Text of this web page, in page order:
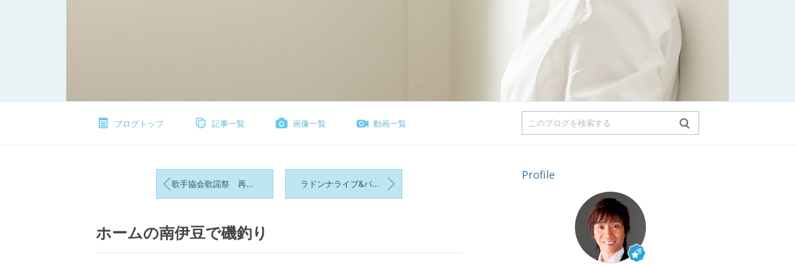
ブログトップ 記事一覧 画像一覧 動画一覧
歌手協会歌謡祭 再放送 ラドンナライブ&パーティー
ホームの南伊豆で磯釣り
Profile